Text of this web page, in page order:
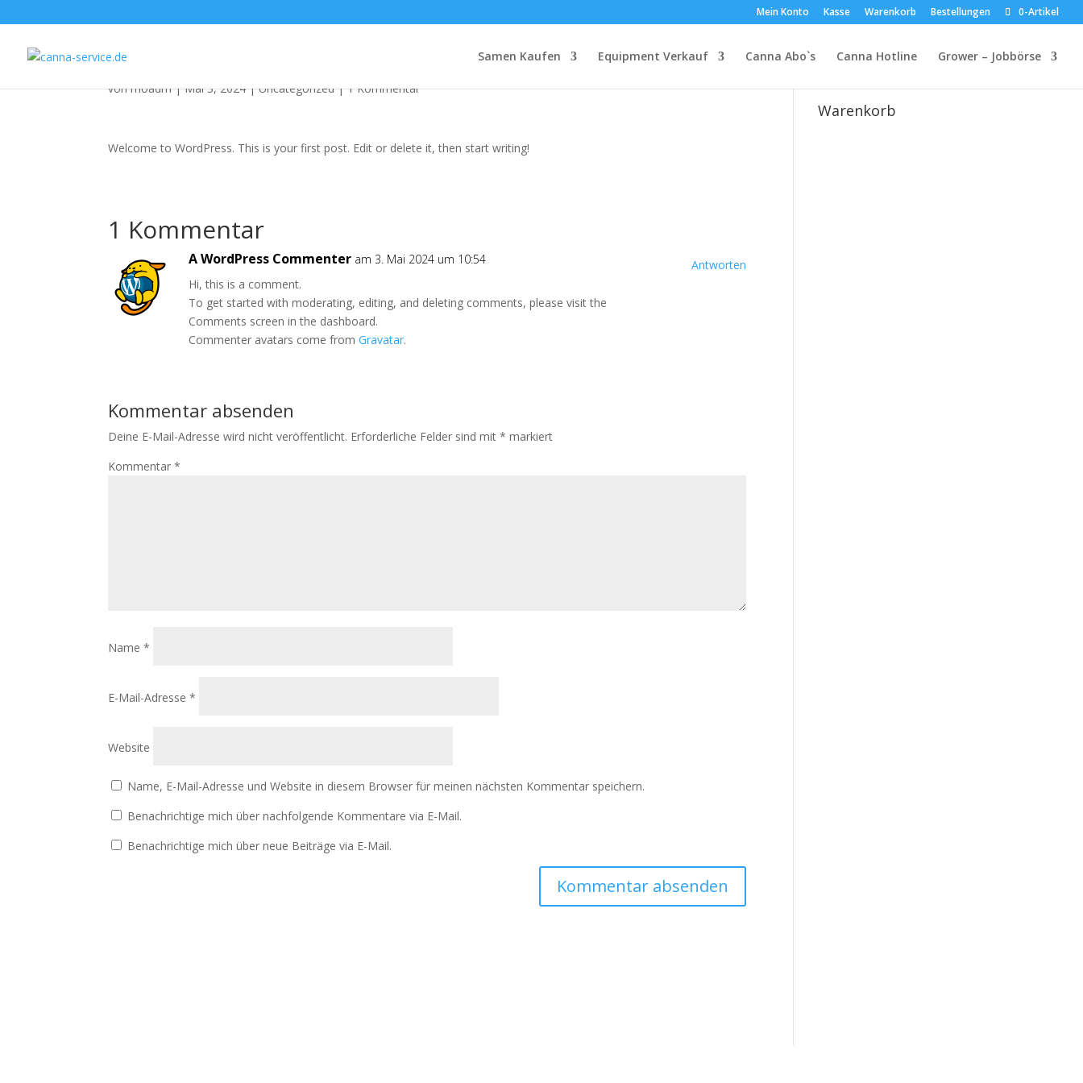
Mein Konto Kasse Warenkorb Bestellungen 0-Artikel
Samen Kaufen Equipment Verkauf Canna Abo`s Canna Hotline Grower – Jobbörse
Hello world!
vonmoadm|Mai 3, 2024|Uncategorized|1 Kommentar
Welcome to WordPress. This is your first post. Edit or delete it, then start writing!
1 Kommentar
A WordPress Commenter am 3. Mai 2024 um 10:54
Hi, this is a comment.
To get started with moderating, editing, and deleting comments, please visit the
Comments screen in the dashboard.
Commenter avatars come fromGravatar.
Antworten
Kommentar absenden
Deine E-Mail-Adresse wird nicht veröffentlicht. Erforderliche Felder sind mit* markiert
Kommentar*
Name*
E-Mail-Adresse*
Website
Name, E-Mail-Adresse und Website in diesem Browser für meinen nächsten Kommentar speichern.
Benachrichtige mich über nachfolgende Kommentare via E-Mail.
Benachrichtige mich über neue Beiträge via E-Mail.
Suche
Warenkorb